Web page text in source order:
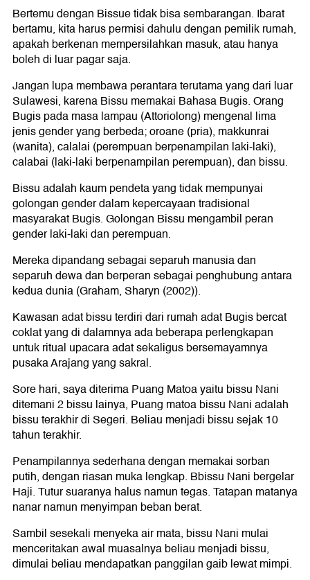
Bertemu dengan Bissue tidak bisa sembarangan. Ibarat
bertamu, kita harus permisi dahulu dengan pemilik rumah,
apakah berkenan mempersilahkan masuk, atau hanya
boleh di luar pagar saja.
Jangan lupa membawa perantara terutama yang dari luar
Sulawesi, karena Bissu memakai Bahasa Bugis. Orang
Bugis pada masa lampau (Attoriolong) mengenal lima
jenis gender yang berbeda; oroane (pria), makkunrai
(wanita), calalai (perempuan berpenampilan laki-laki),
calabai (laki-laki berpenampilan perempuan), dan bissu.
Bissu adalah kaum pendeta yang tidak mempunyai
golongan gender dalam kepercayaan tradisional
masyarakat Bugis. Golongan Bissu mengambil peran
gender laki-laki dan perempuan.
Mereka dipandang sebagai separuh manusia dan
separuh dewa dan berperan sebagai penghubung antara
kedua dunia (Graham, Sharyn (2002)).
Kawasan adat bissu terdiri dari rumah adat Bugis bercat
coklat yang di dalamnya ada beberapa perlengkapan
untuk ritual upacara adat sekaligus bersemayamnya
pusaka Arajang yang sakral.
Sore hari, saya diterima Puang Matoa yaitu bissu Nani
ditemani 2 bissu lainya, Puang matoa bissu Nani adalah
bissu terakhir di Segeri. Beliau menjadi bissu sejak 10
tahun terakhir.
Penampilannya sederhana dengan memakai sorban
putih, dengan riasan muka lengkap. Bbissu Nani bergelar
Haji. Tutur suaranya halus namun tegas. Tatapan matanya
nanar namun menyimpan beban berat.
Sambil sesekali menyeka air mata, bissu Nani mulai
menceritakan awal muasalnya beliau menjadi bissu,
dimulai beliau mendapatkan panggilan gaib lewat mimpi.